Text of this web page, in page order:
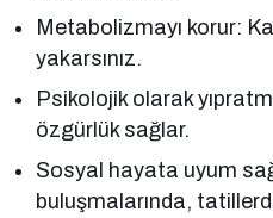
Metabolizmayı korur:
yakarsınız.
Psikolojik olarak
özgürlük sağlar.
Sosyal hayata uyum
buluşmalarında,